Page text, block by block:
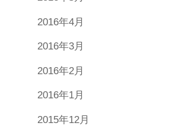
2016年4月
2016年3月
2016年2月
2016年1月
2015年12月